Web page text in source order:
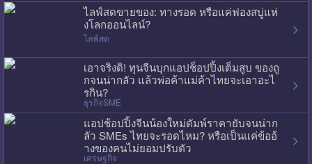
ไลฟ์สดขายของ: ทางรอด หรือแค่ฟองสบู่แห่
งโลกออนไลน์?
ไลฟ์สด
เอาจริงดิ! ทุนจีนบุกแอปช็อปปิ้งเต็มสูบ ของถู
กจนน่ากลัว แล้วพ่อค้าแม่ค้าไทยจะเอาอะไ
รกิน?
ธุรกิจSME
แอปช้อปปิ้งจีนน้องใหม่ดัมพ์ราคายับจนน่าก
ลัว SMEs ไทยจะรอดไหม? หรือเป็นแค่ข้ออ้
างของคนไม่ยอมปรับตัว
เศรษฐกิจ